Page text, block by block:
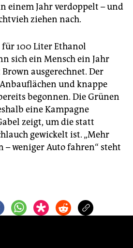
einem Jahr verdoppelt – und
ziehen nach.
für 100 Liter Ethanol
sich ein Mensch ein Jahr
ausgerechnet. Der
und knappe
begonnen. Die Grünen
eine Kampagne
zeigt, um die statt
gewickelt ist. „Mehr
– weniger Auto fahren“ steht